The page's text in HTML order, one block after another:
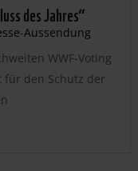
des Jahres“
Aussendung
WWF-Voting
für den Schutz der